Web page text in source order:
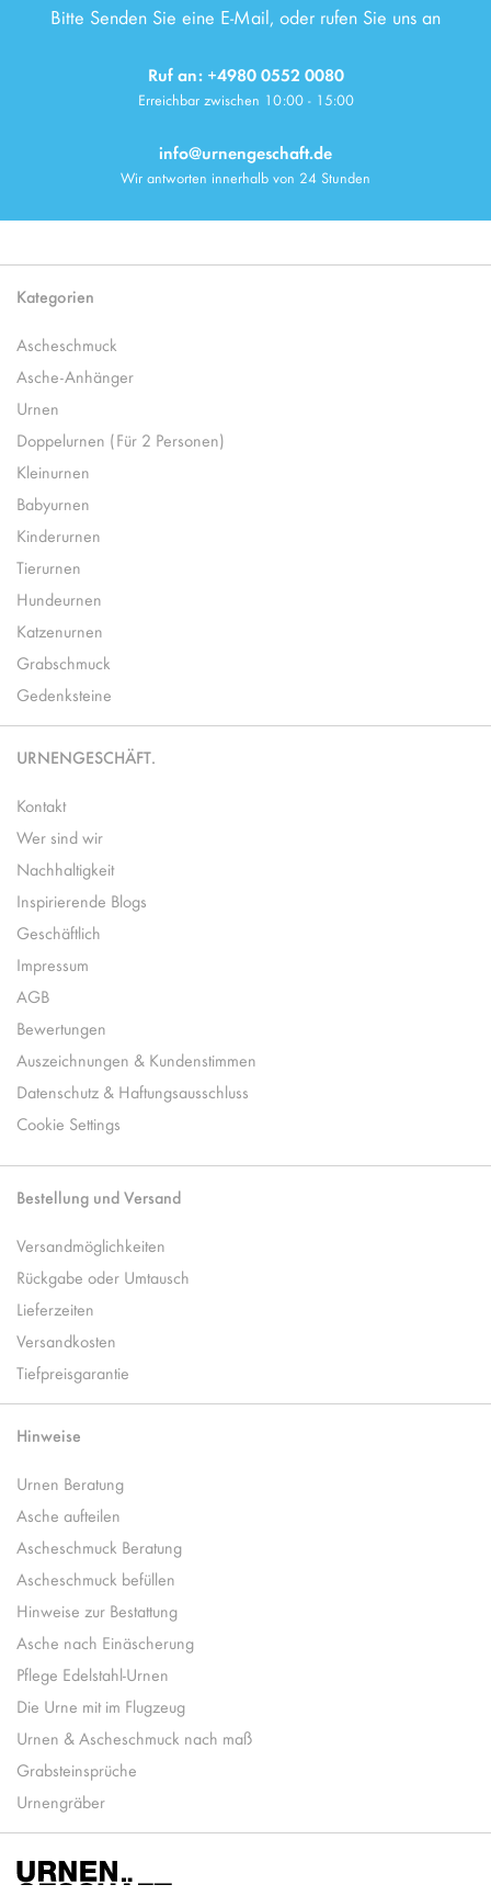
Bitte Senden Sie eine E-Mail, oder rufen Sie uns an
Ruf an: +4980 0552 0080
Erreichbar zwischen 10:00 - 15:00
info@urnengeschaft.de
Wir antworten innerhalb von 24 Stunden
Kategorien
Ascheschmuck
Asche-Anhänger
Urnen
Doppelurnen (Für 2 Personen)
Kleinurnen
Babyurnen
Kinderurnen
Tierurnen
Hundeurnen
Katzenurnen
Grabschmuck
Gedenksteine
URNENGESCHÄFT.
Kontakt
Wer sind wir
Nachhaltigkeit
Inspirierende Blogs
Geschäftlich
Impressum
AGB
Bewertungen
Auszeichnungen & Kundenstimmen
Datenschutz & Haftungsausschluss
Cookie Settings
Bestellung und Versand
Versandmöglichkeiten
Rückgabe oder Umtausch
Lieferzeiten
Versandkosten
Tiefpreisgarantie
Hinweise
Urnen Beratung
Asche aufteilen
Ascheschmuck Beratung
Ascheschmuck befüllen
Hinweise zur Bestattung
Asche nach Einäscherung
Pflege Edelstahl-Urnen
Die Urne mit im Flugzeug
Urnen & Ascheschmuck nach maß
Grabsteinsprüche
Urnengräber